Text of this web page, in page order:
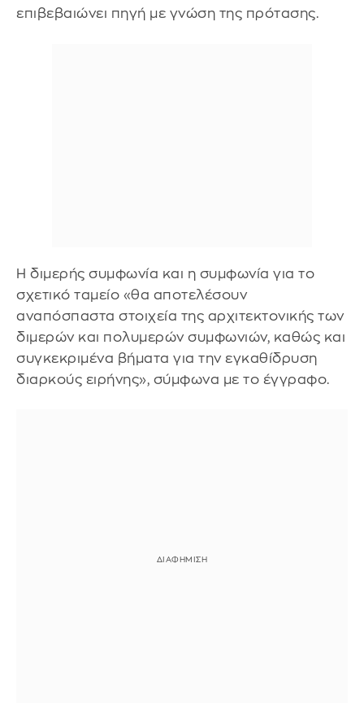
επιβεβαιώνει πηγή με γνώση της πρότασης.
Η διμερής συμφωνία και η συμφωνία για το
σχετικό ταμείο «θα αποτελέσουν
αναπόσπαστα στοιχεία της αρχιτεκτονικής των
διμερών και πολυμερών συμφωνιών, καθώς και
συγκεκριμένα βήματα για την εγκαθίδρυση
διαρκούς ειρήνης», σύμφωνα με το έγγραφο.